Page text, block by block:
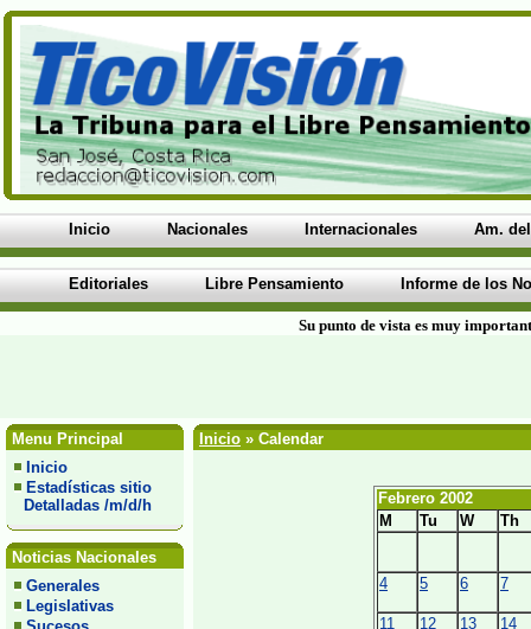
Inicio Nacionales Internacionales Am.
Editoriales Libre Pensamiento Informe de los
Su punto de vista es muy
Menu Principal
Inicio
Estadísticas sitio
Detalladas /m/d/h
Noticias Nacionales
Generales
Legislativas
Inicio » Calendar
Febrero 2002
M
Tu W Th
4 5 6 7
11 12 13 14